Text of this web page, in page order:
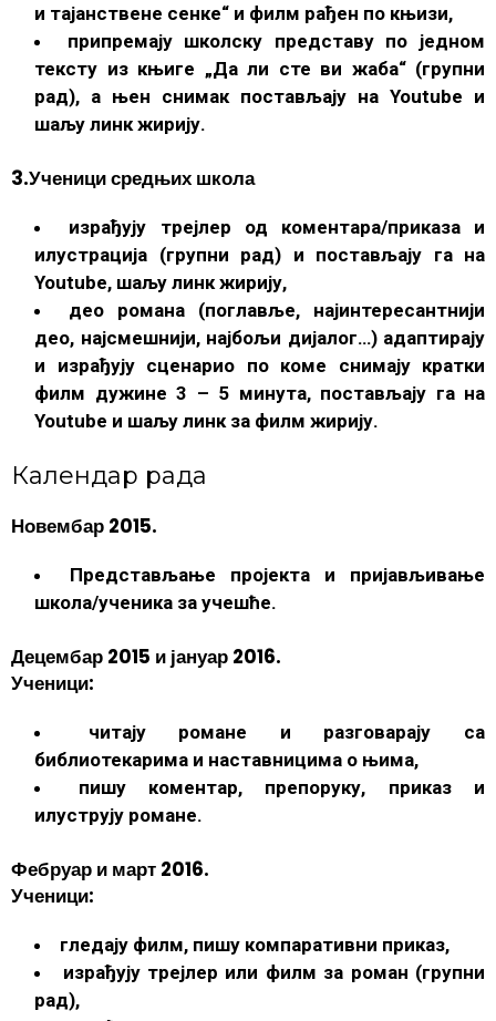
и тајанствене сенке“ и филм рађен по књизи,
припремају школску представу по једном
тексту из књиге „Да ли сте ви жаба“ (групни
рад), а њен снимак постављају на Youtube и
шаљу линк жирију.
3.Ученици средњих школа
израђују трејлер од коментара/приказа и
илустрација (групни рад) и постављају га на
Youtube, шаљу линк жирију,
део романа (поглавље, најинтересантнији
део, најсмешнији, најбољи дијалог…) адаптирају
и израђују сценарио по коме снимају кратки
филм дужине 3 – 5 минута, постављају га на
Youtube и шаљу линк за филм жирију.
Календар рада
Новембар 2015.
Представљање пројекта и пријављивање
школа/ученика за учешће.
Децембар 2015 и јануар 2016.
Ученици:
читају романе и разговарају са
библиотекарима и наставницима о њима,
пишу коментар, препоруку, приказ и
илуструју романе.
Фебруар и март 2016.
Ученици:
гледају филм, пишу компаративни приказ,
израђују трејлер или филм за роман (групни
рад),